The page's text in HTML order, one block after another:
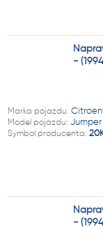
-
Marka pojazdu: Citroen
Model pojazdu: Jumper
Symbol producenta:
-